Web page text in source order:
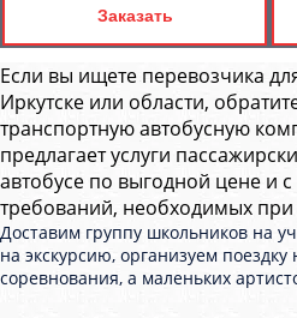
Заказать
Если вы ищете перевозчика
Иркутске или области,
транспортную автобусную
предлагает услуги
автобусе по выгодной цене и
требований, необходимых при
Доставим группу школьников на
на экскурсию, организуем
соревнования, а маленьких